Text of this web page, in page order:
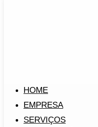
HOME
EMPRESA
SERVIÇOS